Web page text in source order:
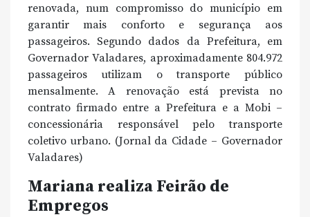
renovada, num compromisso do município em
garantir mais conforto e segurança aos
passageiros. Segundo dados da Prefeitura, em
Governador Valadares, aproximadamente 804.972
passageiros utilizam o transporte público
mensalmente. A renovação está prevista no
contrato firmado entre a Prefeitura e a Mobi –
concessionária responsável pelo transporte
coletivo urbano. (Jornal da Cidade – Governador
Valadares)
Mariana realiza Feirão de
Empregos